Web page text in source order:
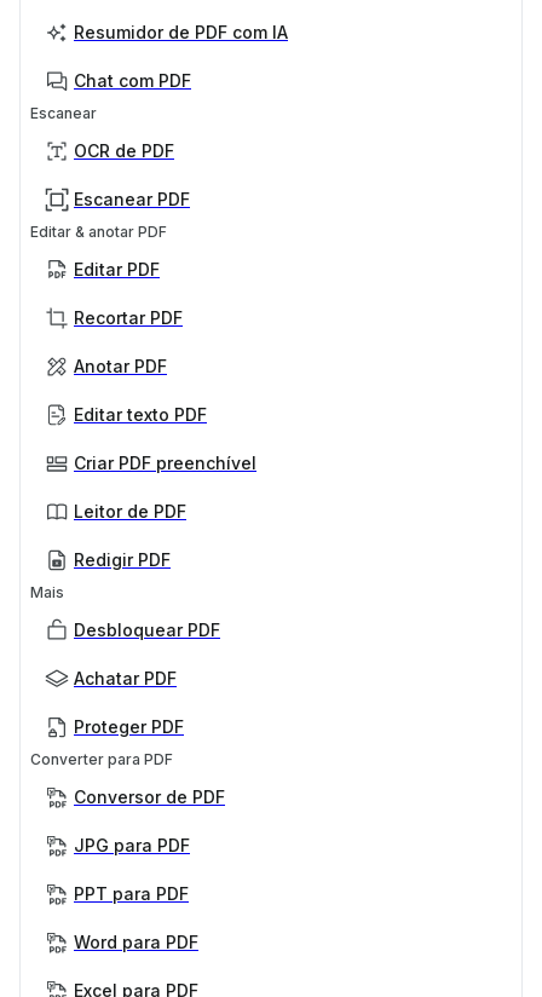
Resumidor de PDF com IA
Chat com PDF
Escanear
OCR de PDF
Escanear PDF
Editar & anotar PDF
Editar PDF
Recortar PDF
Anotar PDF
Editar texto PDF
Criar PDF preenchível
Leitor de PDF
Redigir PDF
Mais
Desbloquear PDF
Achatar PDF
Proteger PDF
Converter para PDF
Conversor de PDF
JPG para PDF
PPT para PDF
Word para PDF
Excel para PDF